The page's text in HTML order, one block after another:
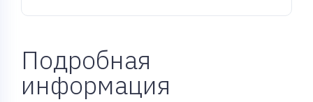
Подробная
информация